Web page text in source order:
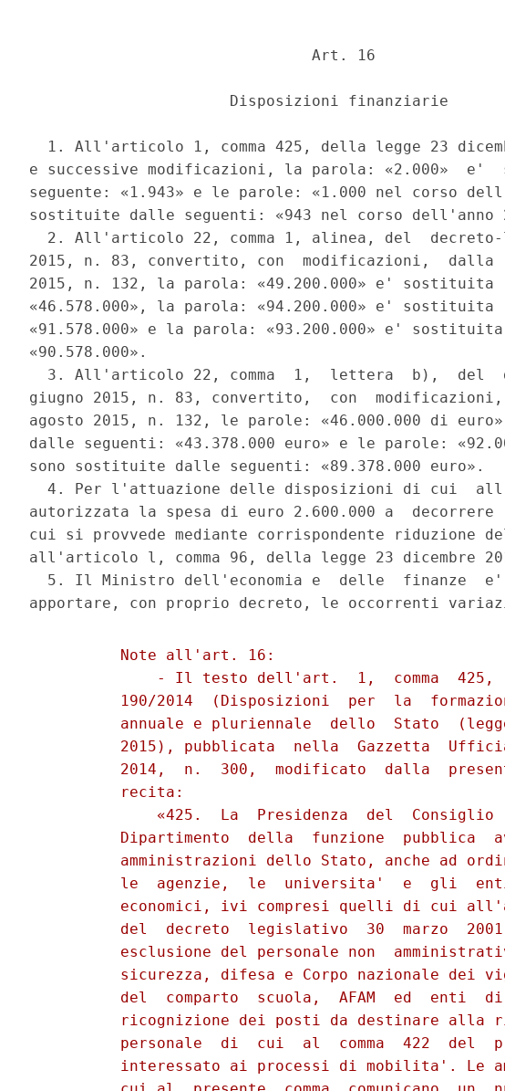
                               Art. 16
                      Disposizioni finanziarie
1. All'articolo 1, comma 425, della legge 23
e successive modificazioni, la parola: «2.000»
seguente: «1.943» e le parole: «1.000 nel corso
sostituite dalle seguenti: «943 nel corso dell'anno
2. All'articolo 22, comma 1, alinea, del
2015, n. 83, convertito, con  modificazioni,  dalla
2015, n. 132, la parola: «49.200.000» e' sostituita
«46.578.000», la parola: «94.200.000» e' sostituita
«91.578.000» e la parola: «93.200.000» e'
«90.578.000».
3. All'articolo 22, comma  1,  lettera  b),  del
giugno 2015, n. 83, convertito,  con
agosto 2015, n. 132, le parole: «46.000.000 di
dalle seguenti: «43.378.000 euro» e le parole:
sono sostituite dalle seguenti: «89.378.000 euro».
4. Per l'attuazione delle disposizioni di cui
autorizzata la spesa di euro 2.600.000 a  decorrere
cui si provvede mediante corrispondente riduzione
all'articolo l, comma 96, della legge 23 dicembre
5. Il Ministro dell'economia e  delle  finanze
          Note all'art. 16:
- Il testo dell'art.  1,  comma  425,
190/2014  (Disposizioni  per  la
annuale e pluriennale  dello  Stato
2015), pubblicata  nella  Gazzetta
2014,  n.  300,  modificato  dalla
          recita:
«425.  La  Presidenza  del  Consiglio
Dipartimento  della  funzione  pubblica
amministrazioni dello Stato, anche ad
le  agenzie,  le  universita'  e  gli
economici, ivi compresi quelli di cui
del  decreto  legislativo  30  marzo
esclusione del personale non
sicurezza, difesa e Corpo nazionale dei
del  comparto  scuola,  AFAM  ed  enti
ricognizione dei posti da destinare alla
personale  di  cui  al  comma  422  del
interessato ai processi di mobilita'. Le